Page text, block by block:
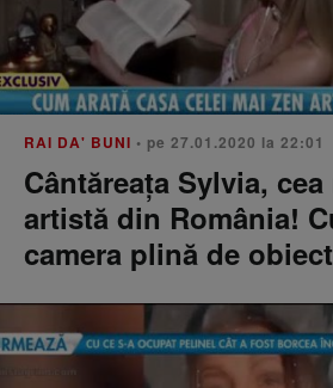
RAI DA' BUNI • pe 27.01.2020 la 22:01
Cântăreața Sylvia, cea
artistă din România!
camera plină de